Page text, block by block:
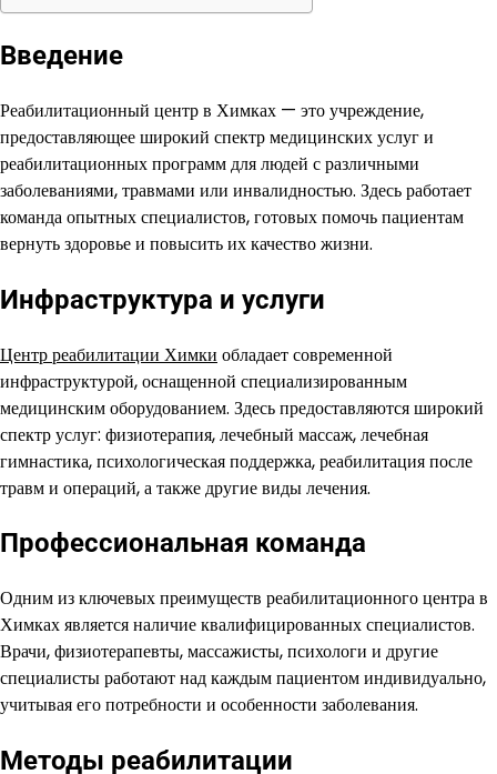
Введение
Реабилитационный центр в Химках — это учреждение,
предоставляющее широкий спектр медицинских услуг и
реабилитационных программ для людей с различными
заболеваниями, травмами или инвалидностью. Здесь работает
команда опытных специалистов, готовых помочь пациентам
вернуть здоровье и повысить их качество жизни.
Инфраструктура и услуги
Центр реабилитации Химки обладает современной
инфраструктурой, оснащенной специализированным
медицинским оборудованием. Здесь предоставляются широкий
спектр услуг: физиотерапия, лечебный массаж, лечебная
гимнастика, психологическая поддержка, реабилитация после
травм и операций, а также другие виды лечения.
Профессиональная команда
Одним из ключевых преимуществ реабилитационного центра в
Химках является наличие квалифицированных специалистов.
Врачи, физиотерапевты, массажисты, психологи и другие
специалисты работают над каждым пациентом индивидуально,
учитывая его потребности и особенности заболевания.
Методы реабилитации